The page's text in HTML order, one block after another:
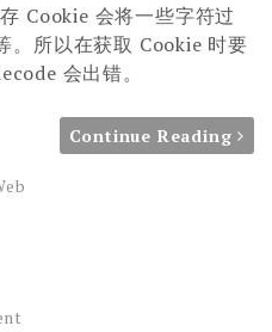
Cookie 会将一些字符过
。所以在获取 Cookie 时要
会出错。
Continue Reading